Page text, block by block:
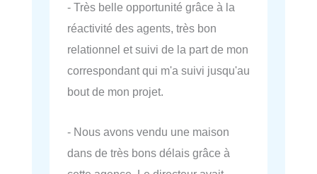
- Très belle opportunité grâce à la
réactivité des agents, très bon
relationnel et suivi de la part de mon
correspondant qui m'a suivi jusqu'au
bout de mon projet.
- Nous avons vendu une maison
dans de très bons délais grâce à